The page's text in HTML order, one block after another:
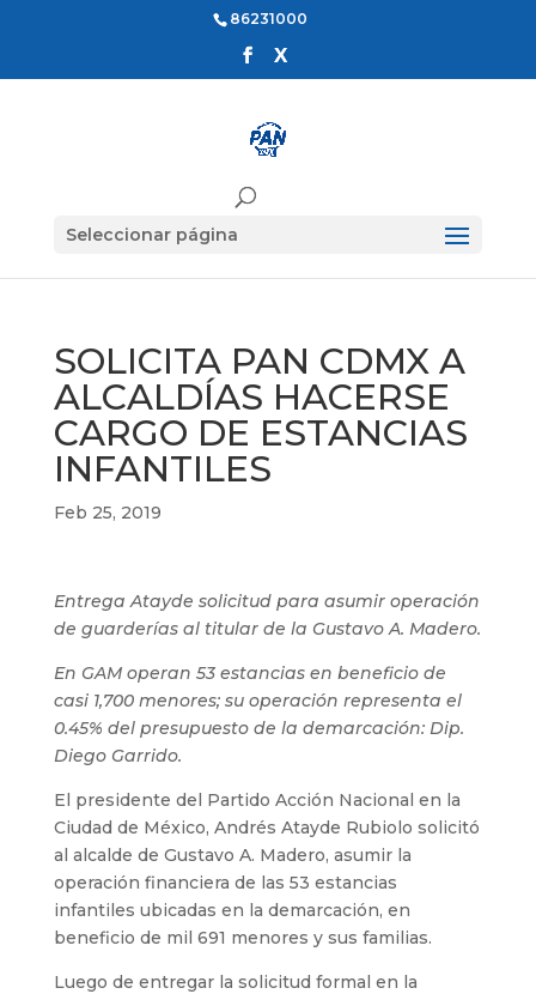
86231000
Seleccionar página
SOLICITA PAN CDMX A
ALCALDÍAS HACERSE
CARGO DE ESTANCIAS
INFANTILES
Feb 25, 2019
Entrega Atayde solicitud para asumir operación
de guarderías al titular de la Gustavo A. Madero.
En GAM operan 53 estancias en beneficio de
casi 1,700 menores; su operación representa el
0.45% del presupuesto de la demarcación: Dip.
Diego Garrido.
El presidente del Partido Acción Nacional en la
Ciudad de México, Andrés Atayde Rubiolo solicitó
al alcalde de Gustavo A. Madero, asumir la
operación financiera de las 53 estancias
infantiles ubicadas en la demarcación, en
beneficio de mil 691 menores y sus familias.
Luego de entregar la solicitud formal en la